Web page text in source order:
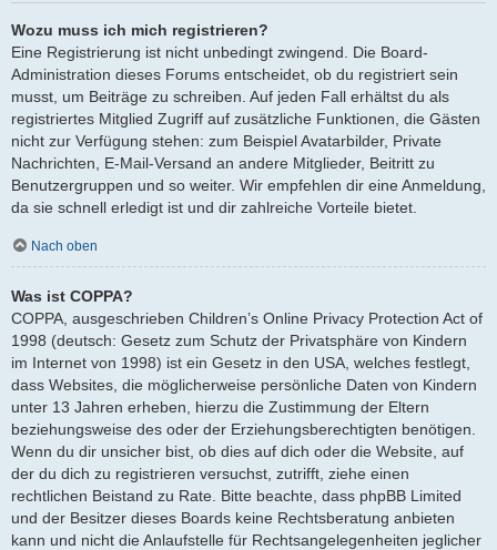
Wozu muss ich mich registrieren?
Eine Registrierung ist nicht unbedingt zwingend. Die Board-
Administration dieses Forums entscheidet, ob du registriert sein
musst, um Beiträge zu schreiben. Auf jeden Fall erhältst du als
registriertes Mitglied Zugriff auf zusätzliche Funktionen, die Gästen
nicht zur Verfügung stehen: zum Beispiel Avatarbilder, Private
Nachrichten, E-Mail-Versand an andere Mitglieder, Beitritt zu
Benutzergruppen und so weiter. Wir empfehlen dir eine Anmeldung,
da sie schnell erledigt ist und dir zahlreiche Vorteile bietet.
Nach oben
Was ist COPPA?
COPPA, ausgeschrieben Children’s Online Privacy Protection Act of
1998 (deutsch: Gesetz zum Schutz der Privatsphäre von Kindern
im Internet von 1998) ist ein Gesetz in den USA, welches festlegt,
dass Websites, die möglicherweise persönliche Daten von Kindern
unter 13 Jahren erheben, hierzu die Zustimmung der Eltern
beziehungsweise des oder der Erziehungsberechtigten benötigen.
Wenn du dir unsicher bist, ob dies auf dich oder die Website, auf
der du dich zu registrieren versuchst, zutrifft, ziehe einen
rechtlichen Beistand zu Rate. Bitte beachte, dass phpBB Limited
und der Besitzer dieses Boards keine Rechtsberatung anbieten
kann und nicht die Anlaufstelle für Rechtsangelegenheiten jeglicher